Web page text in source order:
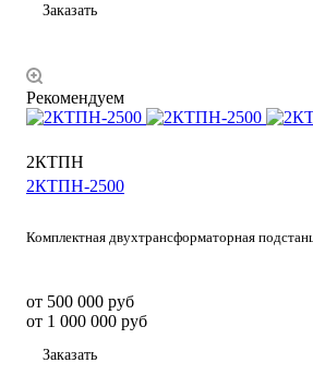
Заказать
Рекомендуем
2КТПН
2КТПН-2500
Комплектная двухтрансформаторная
от 500 000 руб
от 1 000 000 руб
Заказать